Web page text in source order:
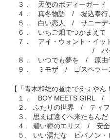
３． 天使のボディーガー
４． 真冬物語 / 堀込泰行、
５． 白い恋人 / サニーデ
６． いちご畑でつかまえ
７． アイ・ウォント・イッ
/ バックストリ
８． いつでも夢を / 原由
９． ミモザ / ゴスペラー
【「青木和雄の昼までえぇやん
１． BOY MEETS GIRL /
２. ふたりの世界 / ティフ
３. 思えば遠くへ来たもん
４. 碧い瞳のエリス / 安全
５. いい湯だな ビバノン